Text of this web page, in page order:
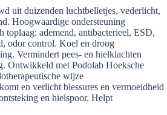
uit duizenden luchtbelletjes, vederlicht,
Hoogwaardige ondersteuning
ademend, antibacterieel, ESD,
odor control. Koel en droog
Vermindert pees- en hielklachten
Ontwikkeld met Podolab Hoeksche
wijze
en verlicht blessures en vermoeidheid
en hielspoor. Helpt